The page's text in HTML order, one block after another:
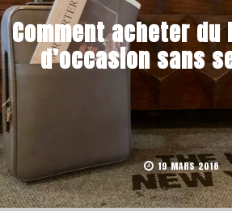
Comment acheter du
d’occasion sans
19 MARS 2018